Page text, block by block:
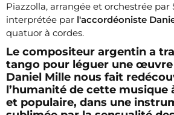
Piazzolla, arrangée et orchestrée
interprétée par l'accordéoniste
quatuor à cordes.
Le compositeur argentin a
tango pour léguer une
Daniel Mille nous fait
l’humanité de cette musique
et populaire, dans une